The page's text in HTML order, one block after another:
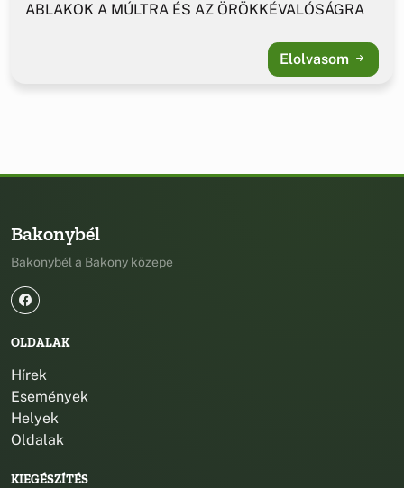
ABLAKOK A MÚLTRA ÉS AZ ÖRÖKKÉVALÓSÁGRA
Elolvasom
Bakonybél
Bakonybél a Bakony közepe
OLDALAK
Hírek
Események
Helyek
Oldalak
KIEGÉSZÍTÉS